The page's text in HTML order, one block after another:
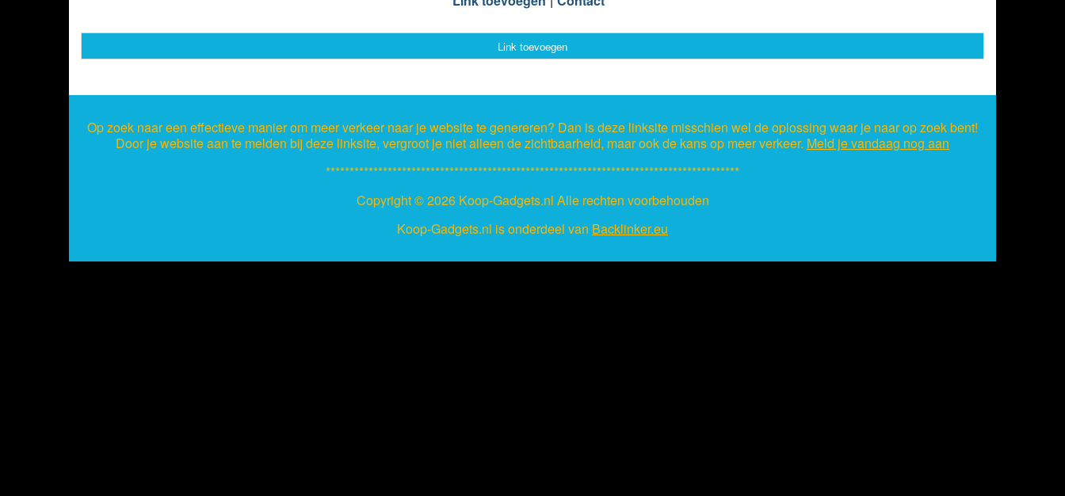
Link toevoegen
Op zoek naar een effectieve manier om meer verkeer naar je website te genereren? Dan is deze linksite misschien wel de oplossing waar je naar op zoek bent!
Door je website aan te melden bij deze linksite, vergroot je niet alleen de zichtbaarheid, maar ook de kans op meer verkeer. Meld je vandaag nog aan
***************************************************************************************
Copyright ©2026 Koop-Gadgets.nl Alle rechten voorbehouden
Koop-Gadgets.nl is onderdeel van Backlinker.eu